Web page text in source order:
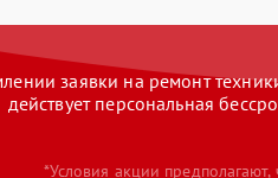
заявки на ремонт
действует персональная
*Условия акции предполагают,